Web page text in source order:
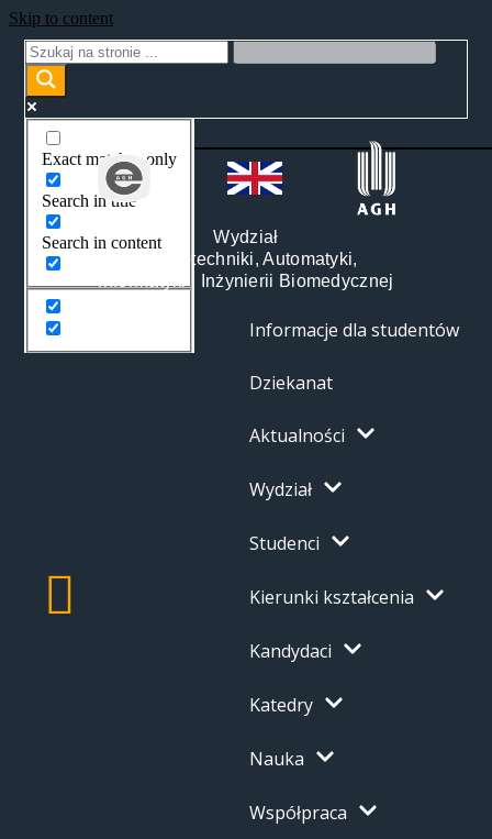
Skip to content
Exact matches only
Search in title
Search in content
Wydział
Elektrotechniki, Automatyki,
Informatyki i Inżynierii Biomedycznej
Informacje dla studentów
Dziekanat
Aktualności
Wydział
Studenci
Kierunki kształcenia
Kandydaci
Katedry
Nauka
Współpraca